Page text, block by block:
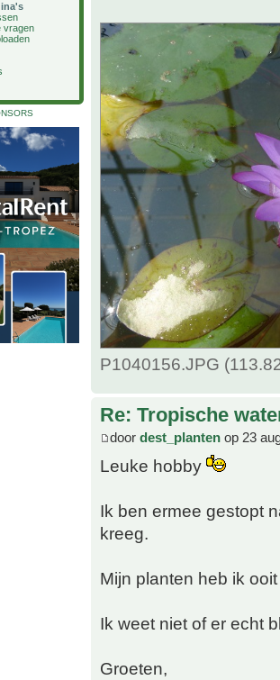
vragen
P1040156.JPG
Re: Tropische
door dest_planten op 23
Leuke hobby
Ik ben ermee gestopt
kreeg.
Mijn planten heb ik
Ik weet niet of er echt
Groeten,